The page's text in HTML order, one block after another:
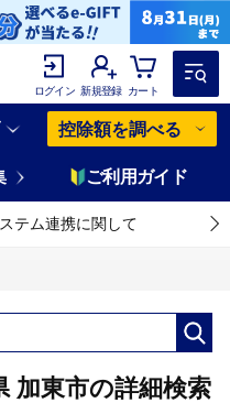
ログイン 新規登録 カート
控除額を調べる
ご利用ガイド
テム連携に関して
加東市の詳細検索